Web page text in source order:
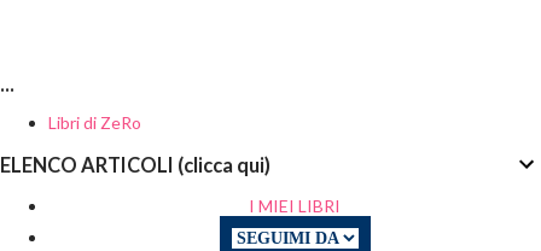
...
Libri di ZeRo
ELENCO ARTICOLI (clicca qui)
I MIEI LIBRI